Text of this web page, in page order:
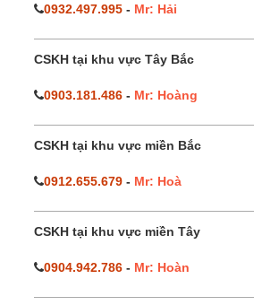
0932.497.995 - Mr: Hải
CSKH tại khu vực Tây Bắc
0903.181.486 - Mr: Hoàng
CSKH tại khu vực miền Bắc
0912.655.679 - Mr: Hoà
CSKH tại khu vực miền Tây
0904.942.786 - Mr: Hoàn